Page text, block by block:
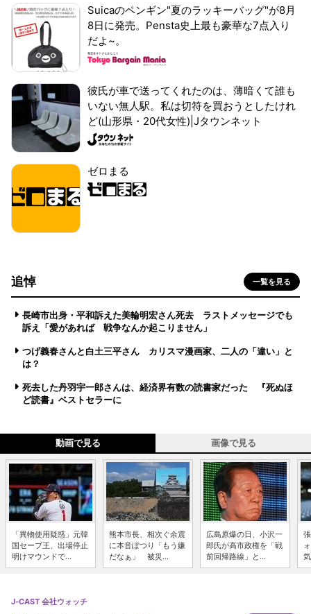
Suicaのペンギン"夏のラッキーバッグ"が8月
8日に発売。Pensta史上最も豪華な7点入り
だよ~。
彼氏が車で送ってくれたのは、薄暗くて誰も
いない無人駅。私は切符を買おうとしたけれ
ど(山形県・20代女性)|Jタウンネット
ゼロまる
追悼 一覧を見る
長崎市出身・平和訴えた美輪明宏さん死去 ラストメッセージでも
訴え「愛があれば 戦争なんか起こりません」
つげ義春さんと白土三平さん カリスマ漫画家、二人の「違い」と
は？
死去した丹羽宇一郎さんは、経済界有数の読書家だった 『死ぬほ
ど読書』ベストセラーに
動画で見る 画像で見る
「異物使用疑惑」元韓
国セーブ王、出場停止
明けマウンドで...
熊本市長、相次ぐ余震
に本音ぽつり「もう嫌
だなぁ」 被災...
広島原爆の日、小沢一
郎氏が高市政権を「戦
前回帰路線」と...
J-CAST 会社ウォッチ